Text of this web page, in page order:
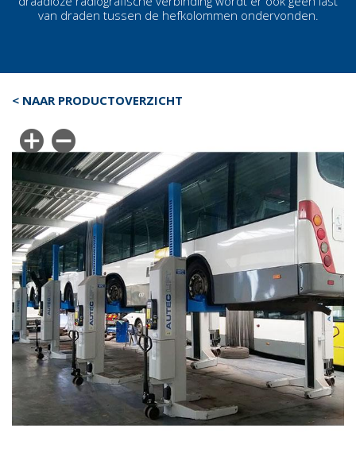
van draden tussen de hefkolommen ondervonden.
< NAAR PRODUCTOVERZICHT